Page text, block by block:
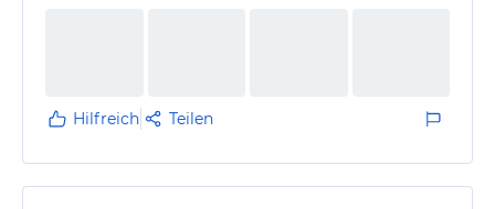
Hilfreich Teilen